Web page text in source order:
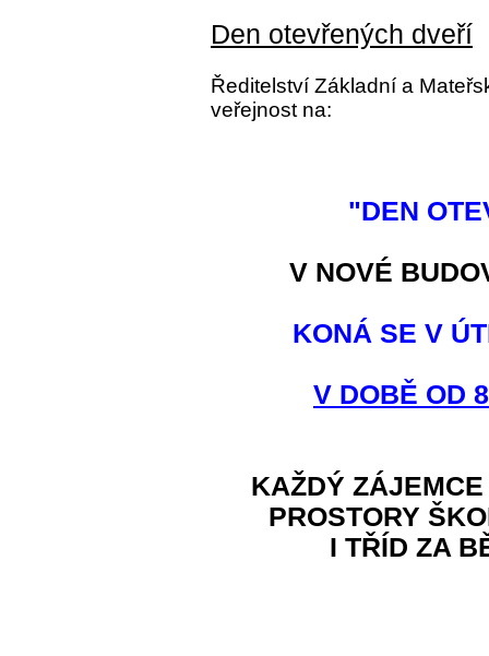
Den otevřených dveří
Ředitelství Základní a
veřejnost na:
"DEN
V NOVÉ
KONÁ SE V
V DOBĚ OD
KAŽDÝ
PROSTORY
I TŘÍD ZA